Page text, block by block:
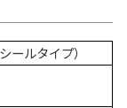
ールタイプ）